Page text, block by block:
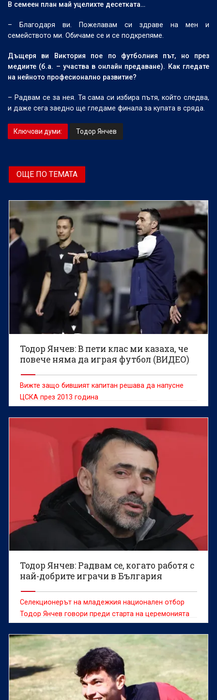
В семеен план май уцелихте десетката…
– Благодаря ви. Пожелавам си здраве на мен и
семейството ми. Обичаме се и се подкрепяме.
Дъщеря ви Виктория пое по футболния път, но през
медиите (б.а. – участва в онлайн предаване). Как гледате
на нейното професионално развитие?
– Радвам се за нея. Тя сама си избира пътя, който следва,
и даже сега заедно ще гледаме финала за купата в сряда.
Ключови думи: Тодор Янчев
ОЩЕ ПО ТЕМАТА
Тодор Янчев: В пети клас ми казаха, че
повече няма да играя футбол (ВИДЕО)
Вижте защо бившият капитан решава да напусне
ЦСКА през 2013 година
Тодор Янчев: Радвам се, когато работя с
най-добрите играчи в България
Селекционерът на младежкия национален отбор
Тодор Янчев говори преди старта на церемонията
за “Футболист на годината”